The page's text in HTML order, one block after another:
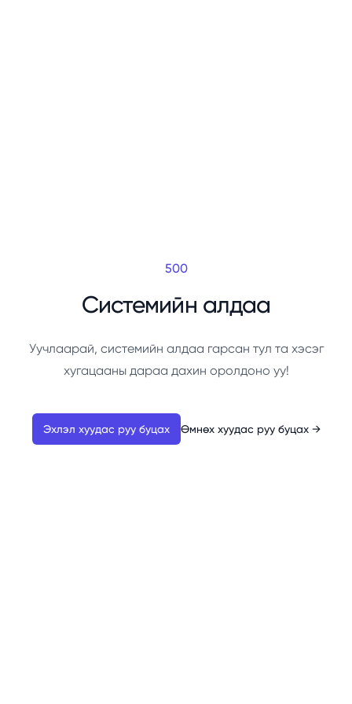
500
Системийн алдаа
Уучлаарай, системийн алдаа гарсан тул та хэсэг
хугацааны дараа дахин оролдоно уу!
Эхлэл хуудас руу буцах Өмнөх хуудас руу буцах →